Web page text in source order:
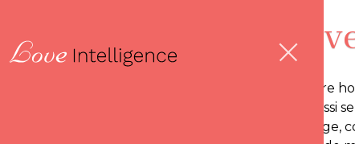
Doctissimo -
Sachez ménager la susceptibilité de votre
de nouveaux territoires. Les hommes aussi
fait imprévisible. Avec Florence